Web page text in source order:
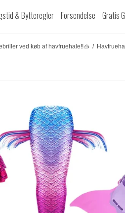
& Bytteregler Forsendelse Gratis
ved køb af havfruehale!!🥽 /